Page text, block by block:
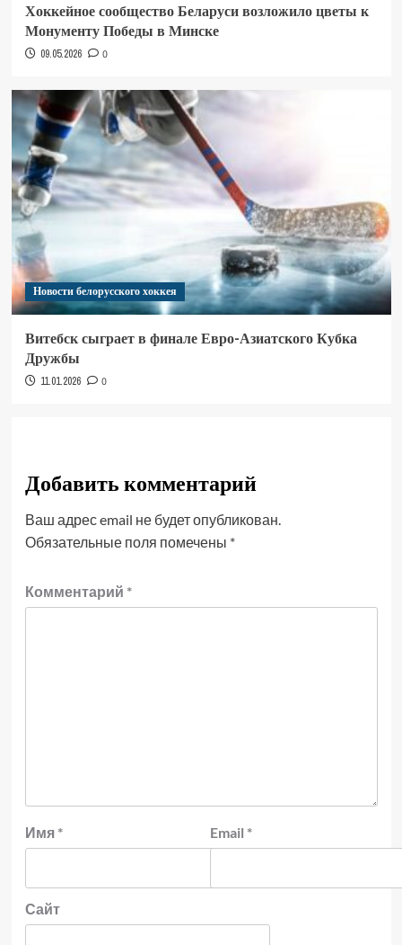
Хоккейное сообщество Беларуси возложило цветы к
Монументу Победы в Минске
09.05.2026 0
Новости белорусского хоккея
Витебск сыграет в финале Евро-Азиатского Кубка
Дружбы
11.01.2026 0
Добавить комментарий
Ваш адрес email не будет опубликован.
Обязательные поля помечены *
Комментарий *
Имя * Email *
Сайт